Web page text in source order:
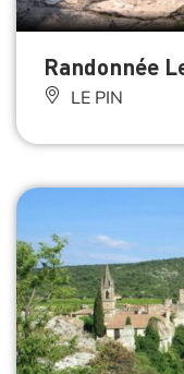
Randonnée
LE PIN